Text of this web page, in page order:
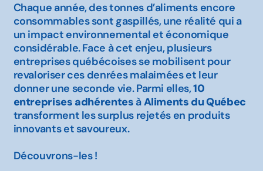
Chaque année, des tonnes d’aliments encore
consommables sont gaspillés, une réalité qui a
un impact environnemental et économique
considérable. Face à cet enjeu, plusieurs
entreprises québécoises se mobilisent pour
revaloriser ces denrées malaimées et leur
donner une seconde vie. Parmi elles,10
entreprises adhérentes àAliments du Québec
transforment les surplus rejetés en produits
innovants et savoureux.
Découvrons-les !